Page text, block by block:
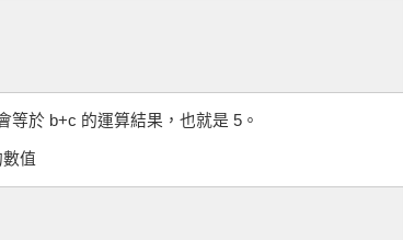
等於 b+c 的運算結果，也就是 5。
值